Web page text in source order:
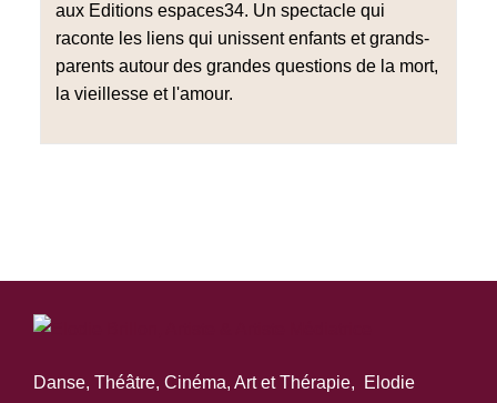
aux Editions espaces34. Un spectacle qui
raconte les liens qui unissent enfants et grands-
parents autour des grandes questions de la mort,
la vieillesse et l'amour.
Danse, Théâtre, Cinéma, Art et Thérapie, Elodie